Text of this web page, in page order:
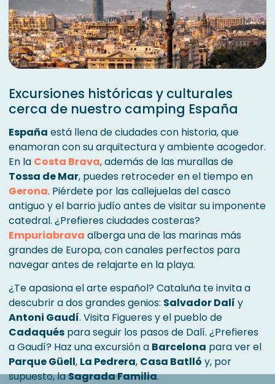
Excursiones históricas y culturales
cerca de nuestro camping España
España está llena de ciudades con historia, que
enamoran con su arquitectura y ambiente acogedor.
En la Costa Brava, además de las murallas de
Tossa de Mar, puedes retroceder en el tiempo en
Gerona. Piérdete por las callejuelas del casco
antiguo y el barrio judío antes de visitar su imponente
catedral. ¿Prefieres ciudades costeras?
Empuriabrava alberga una de las marinas más
grandes de Europa, con canales perfectos para
navegar antes de relajarte en la playa.
¿Te apasiona el arte español? Cataluña te invita a
descubrir a dos grandes genios: Salvador Dalí y
Antoni Gaudí. Visita Figueres y el pueblo de
Cadaqués para seguir los pasos de Dalí. ¿Prefieres
a Gaudí? Haz una excursión a Barcelona para ver el
Parque Güell, La Pedrera, Casa Batlló y, por
supuesto, laSagrada Familia.